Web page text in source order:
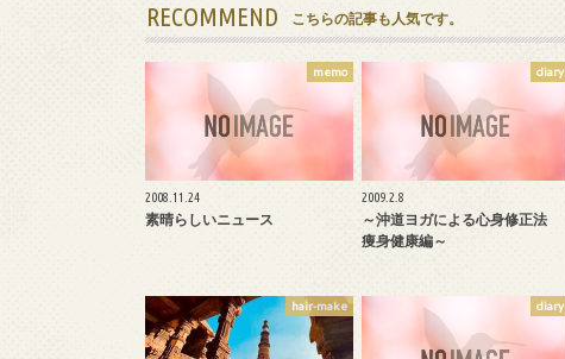
RECOMMEND こちらの記事も人気です。
memo
2008.11.24
素晴らしいニュース
diary
2009.2.8
～沖道ヨガによる心身修正法
痩身健康編～
hair-make diary